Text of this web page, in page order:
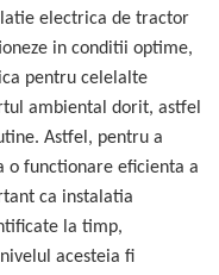
electrica de tractor
in conditii optime,
pentru celelalte
ambiental dorit, astfel
Astfel, pentru a
o functionare eficienta a
ca instalatia
la timp,
acesteia fi